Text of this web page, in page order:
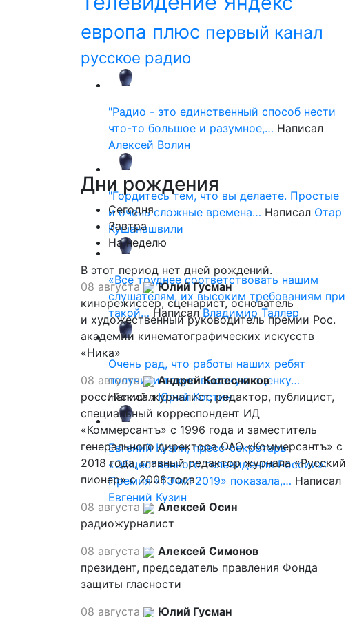
европа плюс первый канал
русское радио
"Радио - это единственный способ нести
что-то большое и разумное,… Написал
Алексей Волин
"Гордитесь тем, что вы делаете. Простые
и очень сложные времена… Написал Отар
Кушанашвили
«Все труднее соответствовать нашим
слушателям, их высоким требованиям при
такой… НаписалВладимир Таллер
Очень рад, что работы наших ребят
получили такую высокую оценку…
НаписалЮрий Костин
Евгений Кузин, пресс-секретарь
«Общественного телевидения России»:
Премия «ТЭФИ 2019» показала,… Написал
Евгений Кузин
Дни рождения
Сегодня
Завтра
На неделю
В этот период нет дней рождений.
08 августа
Юлий Гусман
кинорежиссер, сценарист, основатель
и художественный руководитель премии Рос.
академии кинематографических искусств
«Ника»
08 августа
Андрей Колесников
российский журналист, редактор, публицист,
специальный корреспондент ИД
«Коммерсантъ» с 1996 года и заместитель
генерального директора ОАО «Коммерсантъ» с
2018 года, главный редактор журнала «Русский
пионер» с 2008 года
08 августа
Алексей Осин
радиожурналист
08 августа
Алексей Симонов
президент, председатель правления Фонда
защиты гласности
08 августа
Юлий Гусман